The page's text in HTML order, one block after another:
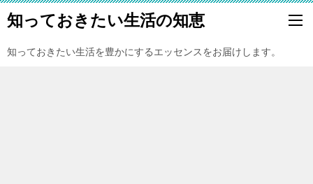
知っておきたい生活の知恵
知っておきたい生活を豊かにするエッセンスをお届けします。